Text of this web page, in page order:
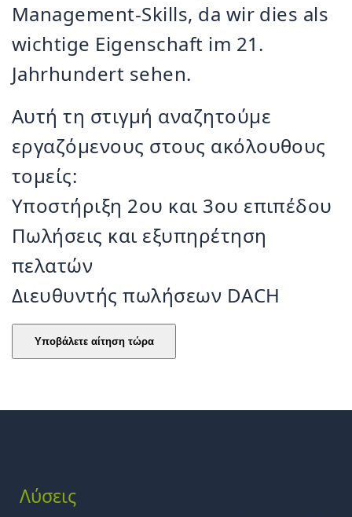
Management-Skills, da wir dies als
wichtige Eigenschaft im 21.
Jahrhundert sehen.
Αυτή τη στιγμή αναζητούμε
εργαζόμενους στους ακόλουθους
τομείς:
Υποστήριξη 2ου και 3ου επιπέδου
Πωλήσεις και εξυπηρέτηση
πελατών
Διευθυντής πωλήσεων DACH
Λύσεις